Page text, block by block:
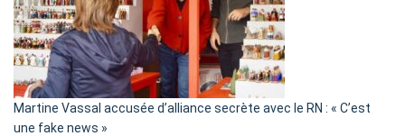
Algérie
Martine Vassal accusée d’alliance secrète avec le RN : « C’est
une fake news »